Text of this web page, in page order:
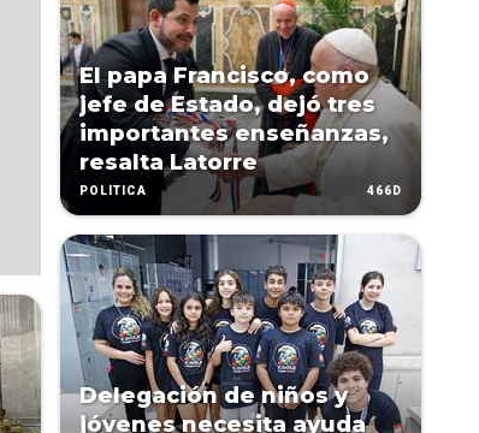
El papa Francisco, como
jefe de Estado, dejó tres
importantes enseñanzas,
resalta Latorre
POLÍTICA 466D
Delegación de niños y
jóvenes necesita ayuda